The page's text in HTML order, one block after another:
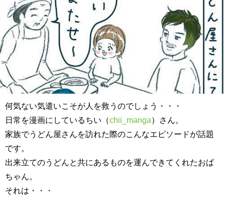
何気ない気遣いこそが人を救うのでしょう・・・
日常を漫画にしているちい（chii_manga）さん。
家族でうどん屋さんを訪れた際のこんなエピソードが話題
です。
出来立てのうどんと共にあるものを運んできてくれたおば
ちゃん。
それは・・・